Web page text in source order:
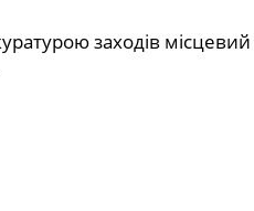
заходів